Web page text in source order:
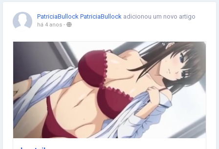
PatriciaBullock PatriciaBullock adicionou um novo artigo
há 4 anos -